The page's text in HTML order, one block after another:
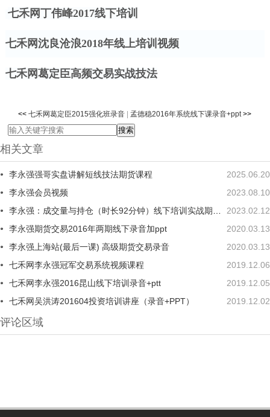
七禾网丁伟峰2017线下培训
七禾网沈良沧浪2018年线上培训视频
七禾网葛定臣高频交易实战技法
<<七禾网葛定臣2015强化班录音 |孟德稳2016年系统线下课录音+ppt>>
相关文章
2025.06.20
李永强强哥实盘讲解短线技法期货课程
2023.08.10
李永强会员视频
2023.02.12
李永强：成交量与持仓（时长92分钟）线下培训实战期货视频
2020.03.13
李永强期货交易2016年两期线下录音加ppt
2020.03.13
李永强上海站(最后一课) 高级期货交易录音
2019.12.06
七禾网李永强冠军交易系统视频课程
2019.12.05
七禾网李永强2016昆山线下培训录音+ptt
2019.12.02
七禾网吴洪涛201604投资培训讲座（录音+PPT）
评论区域